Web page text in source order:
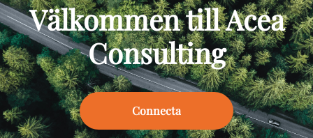
Välkommen till Acea
Consulting
Connecta